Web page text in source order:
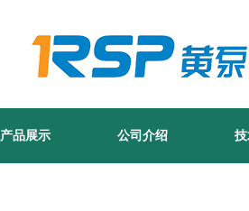
产品展示 公司介绍